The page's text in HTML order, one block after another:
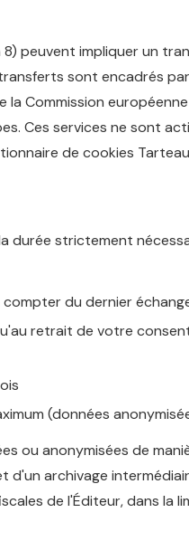
peuvent impliquer un
sont encadrés par
Commission
Ces services ne sont
de cookies
durée strictement
compter du dernier
retrait de votre
(données
ou anonymisées de
d'un archivage
de l'Éditeur, dans la